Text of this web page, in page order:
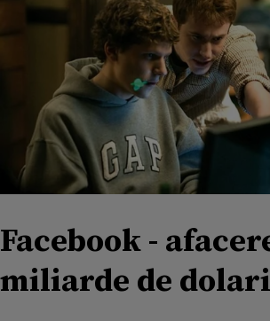
Facebook -
miliarde de dolari